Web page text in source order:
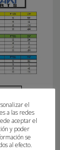
el
a las redes
aceptar el
y poder
se
al efecto.